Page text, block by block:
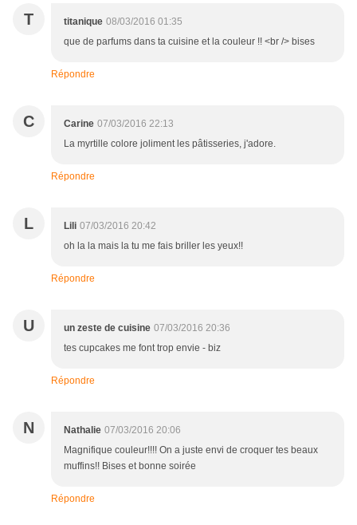
T titanique 08/03/2016 01:35
que de parfums dans ta cuisine et la couleur !! <br /> bises
Répondre
C Carine 07/03/2016 22:13
La myrtille colore joliment les pâtisseries, j'adore.
Répondre
L Lili 07/03/2016 20:42
oh la la mais la tu me fais briller les yeux!!
Répondre
U un zeste de cuisine 07/03/2016 20:36
tes cupcakes me font trop envie - biz
Répondre
N Nathalie 07/03/2016 20:06
Magnifique couleur!!!! On a juste envi de croquer tes beaux
muffins!! Bises et bonne soirée
Répondre